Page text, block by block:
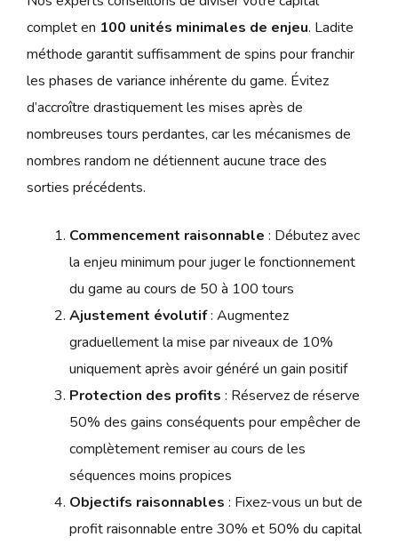
complet en 100 unités minimales de enjeu. Ladite
méthode garantit suffisamment de spins pour franchir
les phases de variance inhérente du game. Évitez
d’accroître drastiquement les mises après de
nombreuses tours perdantes, car les mécanismes de
nombres random ne détiennent aucune trace des
sorties précédents.
Commencement raisonnable : Débutez avec
la enjeu minimum pour juger le fonctionnement
du game au cours de 50 à 100 tours
Ajustement évolutif: Augmentez
graduellement la mise par niveaux de 10%
uniquement après avoir généré un gain positif
Protection des profits : Réservez de réserve
50% des gains conséquents pour empêcher de
complètement remiser au cours de les
séquences moins propices
Objectifs raisonnables : Fixez-vous un but de
profit raisonnable entre 30% et 50% du capital